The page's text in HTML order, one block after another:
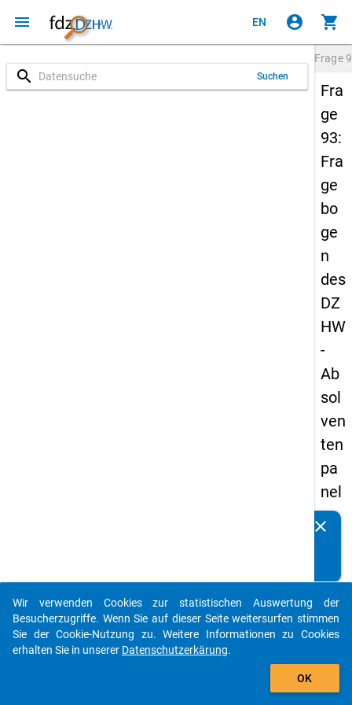
menu EN account_circle shopping_cart
search Suchen
Frage
Fra
ge
93:
Fra
ge
bo
ge
n
des
DZ
HW
-
Ab
sol
ven
ten
pa
nel
s
-
zw
eit
clear
auto_stories
add_shopping_cart
Wir verwenden Cookies zur statistischen Auswertung der
Besucherzugriffe. Wenn Sie auf dieser Seite weitersurfen stimmen
Sie der Cookie-Nutzung zu. Weitere Informationen zu Cookies
erhalten Sie in unserer Datenschutzerkärung.
OK